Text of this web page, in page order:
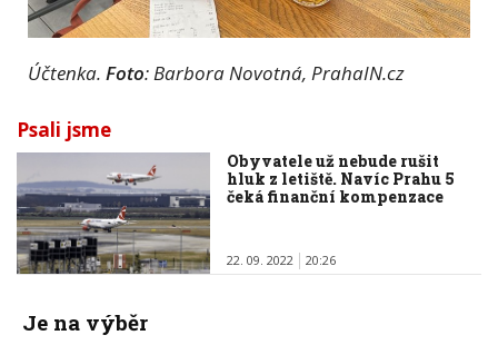
Účtenka. Foto: Barbora Novotná, PrahaIN.cz
Psali jsme
Obyvatele už nebude rušit
hluk z letiště. Navíc Prahu 5
čeká finanční kompenzace
22. 09. 2022 20:26
Je na výběr